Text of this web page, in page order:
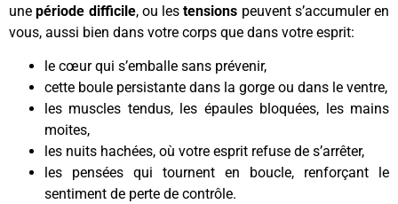
unepériode difficile, ou lestensions peuvent s’accumuler en
vous, aussi bien dans votre corps que dans votre esprit:
le cœur qui s’emballe sans prévenir,
cette boule persistante dans la gorge ou dans le ventre,
les muscles tendus, les épaules bloquées, les mains
moites,
les nuits hachées, où votre esprit refuse de s’arrêter,
les pensées qui tournent en boucle, renforçant le
sentiment de perte de contrôle.